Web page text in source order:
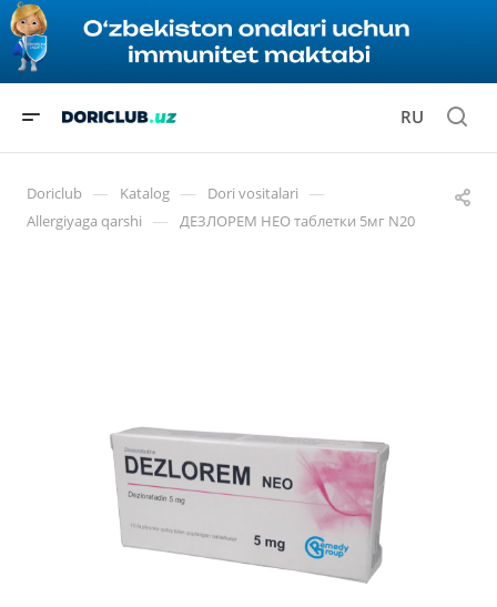
RU
Doriclub — Katalog — Dori vositalari —
Allergiyaga qarshi — ДЕЗЛОРЕМ НЕО таблетки 5мг N20